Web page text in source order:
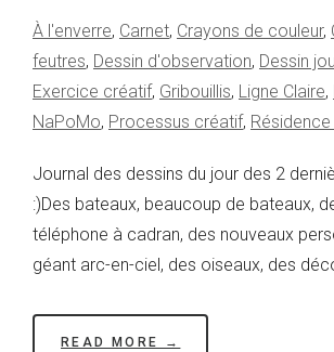
À l'enverre, Carnet, Crayons de couleur,
feutres, Dessin d'observation, Dessin
Exercice créatif, Gribouillis, Ligne Claire,
NaPoMo, Processus créatif,
Journal des dessins du jour des 2
:)Des bateaux, beaucoup de bateaux,
téléphone à cadran, des nouveaux
géant arc-en-ciel, des oiseaux, des
READ MORE →